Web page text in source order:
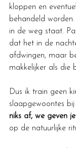
kloppen en
behandeld
in de weg staat.
dat het in de
afdwingen, maar
makkelijker als die
Dus ik train geen
slaapgewoontes
niks af, we geven
op de natuurlijke